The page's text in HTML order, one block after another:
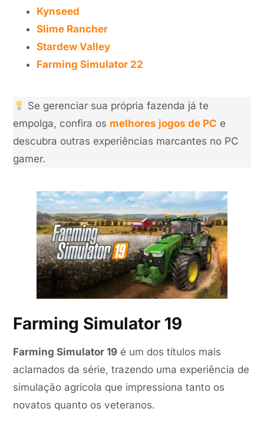
Kynseed
Slime Rancher
Stardew Valley
Farming Simulator 22
Se gerenciar sua própria fazenda já te
empolga, confira os melhores jogos de PC e
descubra outras experiências marcantes no PC
gamer.
Farming Simulator 19
Farming Simulator 19 é um dos títulos mais
aclamados da série, trazendo uma experiência de
simulação agrícola que impressiona tanto os
novatos quanto os veteranos.